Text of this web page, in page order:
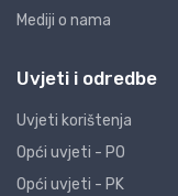
Mediji o nama
Uvjeti i odredbe
Uvjeti korištenja
Opći uvjeti - PO
Opći uvjeti - PK